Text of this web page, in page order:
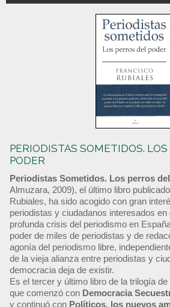
PERIODISTAS SOMETIDOS.
PODER
Periodistas Sometidos. Los perros
Almuzara, 2009), el último libro
Rubiales, ha sido acogido con gran
periodistas y ciudadanos interesados
profunda crisis del periodismo en
poder de miles de periodistas y de
agonía del periodismo libre,
de la vieja alianza entre periodistas y
democracia deja de existir.
Es el tercer y último libro de la trilogía
que comenzó con Democracia
y continuó con Políticos, los nuevos